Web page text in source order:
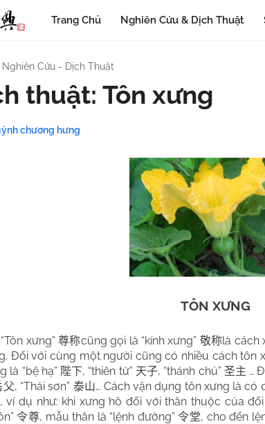
Trang Chủ Nghiên Cứu & Dịch Thuật
Nghiên Cứu - Dịch Thuật
thuật: Tôn xưng
chương hưng
TÔN XƯNG
“Tôn xưng”尊称cũng gọi là “kính xưng” 敬称là cách
Đối với cùng một người cũng có nhiều cách tôn
là “bệ hạ” 陛下, “thiên tử” 天子, “thánh chủ” 圣主 …
父, “Thái sơn” 泰山… Cách vận dụng tôn xưng là có
ví dụ như: khi xưng hô đối với thân thuộc của
令尊, mẫu thân là “lệnh đường” 令堂, cho đến